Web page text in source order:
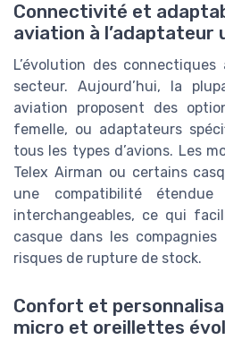
Connectivité et
aviation à l’adaptateur
L’évolution des
secteur. Aujourd’hui, la
aviation proposent des
femelle, ou adaptateurs
tous les types d’avions. Les
Telex Airman ou certains
une compatibilité
interchangeables, ce qui
casque dans les
risques de rupture de stock.
Confort et
micro et oreillettes